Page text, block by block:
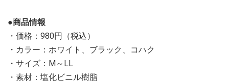
●商品情報
・価格：980円（税込）
・カラー：ホワイト、ブラック、コハク
・サイズ：M～LL
・素材：塩化ビニル樹脂